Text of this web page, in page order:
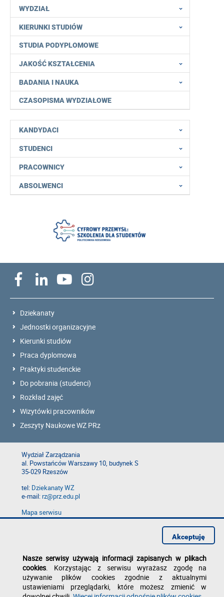
WYDZIAŁ
KIERUNKI STUDIÓW
STUDIA PODYPLOMOWE
JAKOŚĆ KSZTAŁCENIA
BADANIA I NAUKA
CZASOPISMA WYDZIAŁOWE
KANDYDACI
STUDENCI
PRACOWNICY
ABSOLWENCI
Dziekanaty
Jednostki organizacyjne
Kierunki studiów
Praca dyplomowa
Praktyki studenckie
Do pobrania (studenci)
Rozkład zajęć
Wizytówki pracowników
Zeszyty Naukowe WZ PRz
Wydział Zarządzania
al. Powstańców Warszawy 10, budynek S
35-029 Rzeszów
tel: Dziekanaty WZ
e-mail:rz@prz.edu.pl
Mapa serwisu
Deklaracja dostępności
Nasze serwisy używają informacji zapisanych w plikach
cookies. Korzystając z serwisu wyrażasz zgodę na
używanie plików cookies zgodnie z aktualnymi
ustawieniami przeglądarki, które możesz zmienić w
Akceptuję